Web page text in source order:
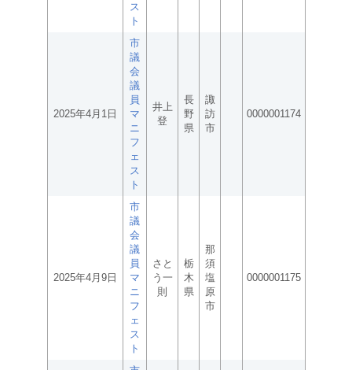
ス
ト
2025年4月1日
市
議
会
議
員
マ
ニ
フ
ェ
ス
ト
井上
登
長
野
県
諏
訪
市
0000001174
2025年4月9日
市
議
会
議
員
マ
ニ
フ
ェ
ス
ト
さと
う一
則
栃
木
県
那
須
塩
原
市
0000001175